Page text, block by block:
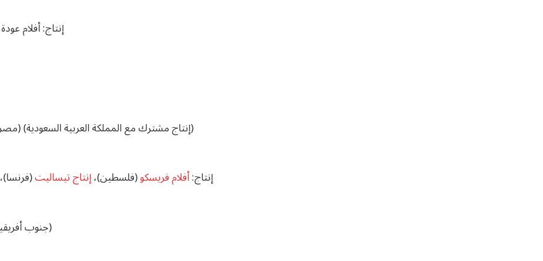
إنتاج: أفلام
الإنتاج: April Productions (مصر)، Red Star Films (مصر) (إنتاج مشترك مع المملكة العربية السعودية)
إنتاج:أفلام فريسكو(فلسطين)،إنتاج تيساليت(فرنسا)،
الإنتاج: Better Audiovisual (موزمبيق)، Tubafilms (جنوب أفريقيا)